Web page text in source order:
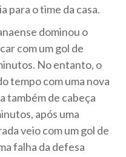
para o time da casa.
dominou o
com um gol de
No entanto, o
tempo com uma nova
também de cabeça
após uma
veio com um gol de
falha da defesa